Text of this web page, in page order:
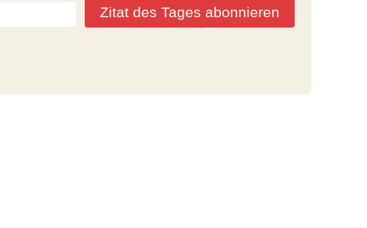
Zitat des Tages abonnieren